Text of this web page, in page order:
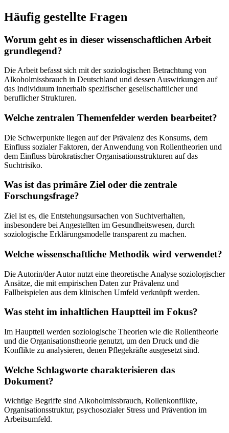
Häufig gestellte Fragen
Worum geht es in dieser wissenschaftlichen Arbeit
grundlegend?
Die Arbeit befasst sich mit der soziologischen Betrachtung von
Alkoholmissbrauch in Deutschland und dessen Auswirkungen auf
das Individuum innerhalb spezifischer gesellschaftlicher und
beruflicher Strukturen.
Welche zentralen Themenfelder werden bearbeitet?
Die Schwerpunkte liegen auf der Prävalenz des Konsums, dem
Einfluss sozialer Faktoren, der Anwendung von Rollentheorien und
dem Einfluss bürokratischer Organisationsstrukturen auf das
Suchtrisiko.
Was ist das primäre Ziel oder die zentrale
Forschungsfrage?
Ziel ist es, die Entstehungsursachen von Suchtverhalten,
insbesondere bei Angestellten im Gesundheitswesen, durch
soziologische Erklärungsmodelle transparent zu machen.
Welche wissenschaftliche Methodik wird verwendet?
Die Autorin/der Autor nutzt eine theoretische Analyse soziologischer
Ansätze, die mit empirischen Daten zur Prävalenz und
Fallbeispielen aus dem klinischen Umfeld verknüpft werden.
Was steht im inhaltlichen Hauptteil im Fokus?
Im Hauptteil werden soziologische Theorien wie die Rollentheorie
und die Organisationstheorie genutzt, um den Druck und die
Konflikte zu analysieren, denen Pflegekräfte ausgesetzt sind.
Welche Schlagworte charakterisieren das
Dokument?
Wichtige Begriffe sind Alkoholmissbrauch, Rollenkonflikte,
Organisationsstruktur, psychosozialer Stress und Prävention im
Arbeitsumfeld.